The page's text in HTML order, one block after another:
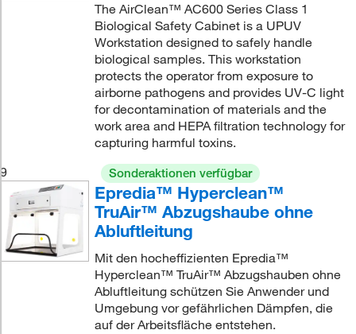
The AirClean™ AC600 Series Class 1
Biological Safety Cabinet is a UPUV
Workstation designed to safely handle
biological samples. This workstation
protects the operator from exposure to
airborne pathogens and provides UV-C light
for decontamination of materials and the
work area and HEPA filtration technology for
capturing harmful toxins.
9
Sonderaktionen verfügbar
Epredia™ Hyperclean™
TruAir™ Abzugshaube ohne
Abluftleitung
Mit den hocheffizienten Epredia™
Hyperclean™ TruAir™ Abzugshauben ohne
Abluftleitung schützen Sie Anwender und
Umgebung vor gefährlichen Dämpfen, die
auf der Arbeitsfläche entstehen.